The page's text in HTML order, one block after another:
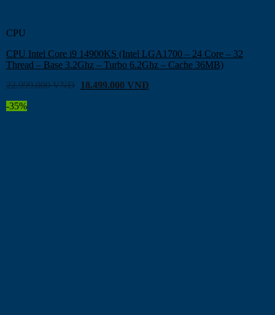
CPU
CPU Intel Core i9 14900KS (Intel LGA1700 – 24 Core – 32
Thread – Base 3.2Ghz – Turbo 6.2Ghz – Cache 36MB)
22.999.000VNĐ 18.499.000 VNĐ
-35%